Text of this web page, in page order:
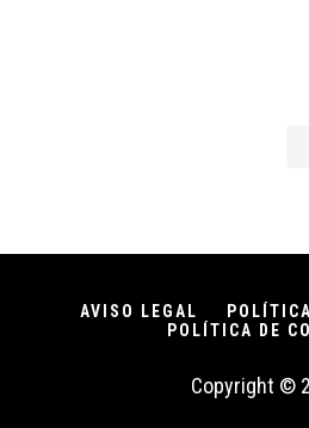
AVISO LEGAL
POLÍTICA DE
Copyright ©